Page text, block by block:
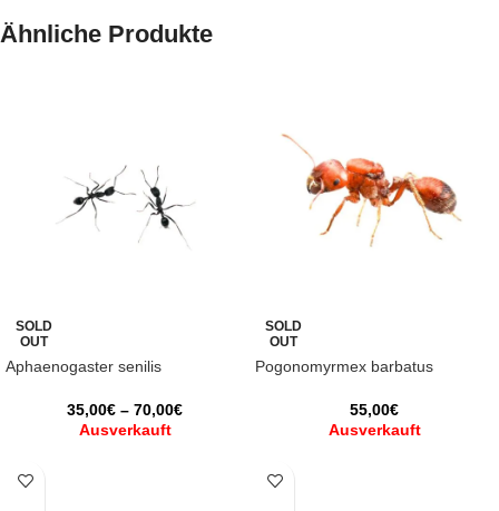
Ähnliche Produkte
SOLD
OUT
Aphaenogaster senilis
35,00€ – 70,00€
Ausverkauft
SOLD
OUT
Pogonomyrmex barbatus
55,00€
Ausverkauft